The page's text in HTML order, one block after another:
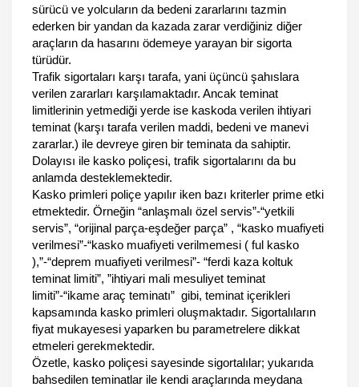
sürücü ve yolcuların da bedeni zararlarını tazmin
ederken bir yandan da kazada zarar verdiğiniz diğer
araçların da hasarını ödemeye yarayan bir sigorta
türüdür.
Trafik sigortaları karşı tarafa, yani üçüncü şahıslara
verilen zararları karşılamaktadır. Ancak teminat
limitlerinin yetmediği yerde ise kaskoda verilen ihtiyari
teminat (karşı tarafa verilen maddi, bedeni ve manevi
zararlar.) ile devreye giren bir teminata da sahiptir.
Dolayısı ile kasko poliçesi, trafik sigortalarını da bu
anlamda desteklemektedir.
Kasko primleri poliçe yapılır iken bazı kriterler prime etki
etmektedir. Örneğin “anlaşmalı özel servis”-“yetkili
servis”, “orijinal parça-eşdeğer parça” , “kasko muafiyeti
verilmesi”-“kasko muafiyeti verilmemesi ( ful kasko
),”-“deprem muafiyeti verilmesi”- “ferdi kaza koltuk
teminat limiti”, ”ihtiyari mali mesuliyet teminat
limiti”-“ikame araç teminatı” gibi, teminat içerikleri
kapsamında kasko primleri oluşmaktadır. Sigortalıların
fiyat mukayesesi yaparken bu parametrelere dikkat
etmeleri gerekmektedir.
Özetle, kasko poliçesi sayesinde sigortalılar; yukarıda
bahsedilen teminatlar ile kendi araçlarında meydana